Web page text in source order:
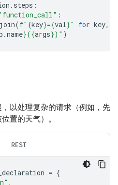
. steps :
:
join(f" {key}={val}" for key,
.name}({args})" )
以处理复杂的请求（例如，先
置的天气）。
REST
= {
,